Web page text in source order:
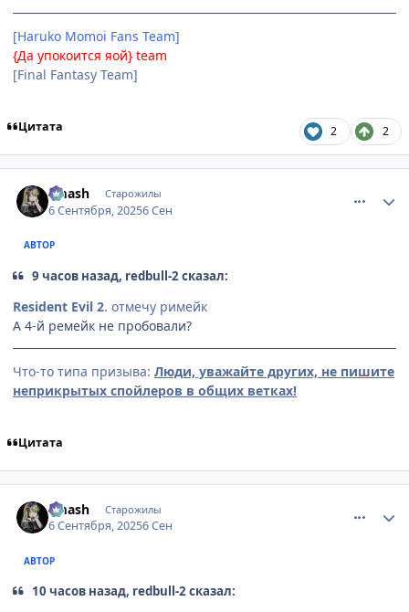
[Haruko Momoi Fans Team]
{Да упокоится яой} team
[Final Fantasy Team]
Цитата 2 2
smash Старожилы
6 Сентября, 20256 Сен
АВТОР
9 часов назад, redbull-2 сказал:
Resident Evil 2. отмечу римейк
А 4-й ремейк не пробовали?
Что-то типа призыва: Люди, уважайте других, не пишите
неприкрытых спойлеров в общих ветках!
Цитата
smash Старожилы
6 Сентября, 20256 Сен
АВТОР
10 часов назад, redbull-2 сказал: